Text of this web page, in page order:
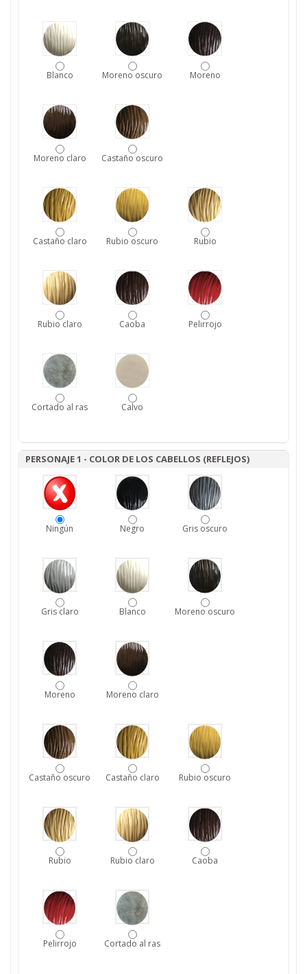
Blanco Moreno oscuro Moreno
Moreno claro Castaño oscuro
Castaño claro Rubio oscuro Rubio
Rubio claro Caoba Pelirrojo
Cortado al ras Calvo
PERSONAJE 1 - COLOR DE LOS CABELLOS (REFLEJOS)
Ningún Negro Gris oscuro
Gris claro Blanco Moreno oscuro
Moreno Moreno claro
Castaño oscuro Castaño claro Rubio oscuro
Rubio Rubio claro Caoba
Pelirrojo Cortado al ras